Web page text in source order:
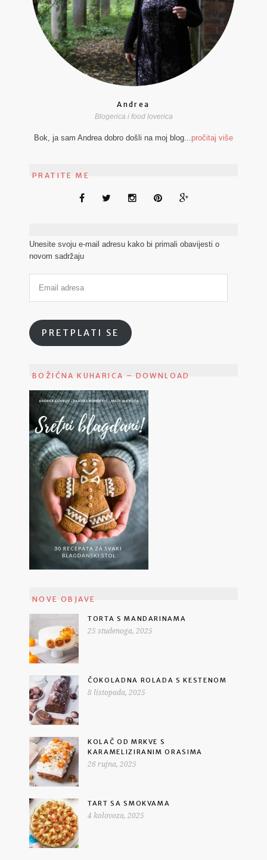
Andrea
Blogerica i food loverica
Bok, ja sam Andrea dobro došli na moj blog... pročitaj više
PRATITE ME
Unesite svoju e-mail adresu kako bi primali obavijesti o
novom sadržaju
PRETPLATI SE
BOŽIĆNA KUHARICA – DOWNLOAD
NOVE OBJAVE
TORTA S MANDARINAMA
25 studenoga, 2025
ČOKOLADNA ROLADA S KESTENOM
8 listopada, 2025
KOLAČ OD MRKVE S
KARAMELIZIRANIM ORASIMA
26 rujna, 2025
TART SA SMOKVAMA
4 kolovoza, 2025